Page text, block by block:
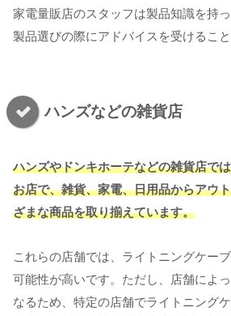
家電量販店のスタッフは製品知識を持
製品選びの際にアドバイスを受けること
ハンズなどの雑貨店
ハンズやドンキホーテなどの雑貨店で
お店で、雑貨、家電、日用品からアウ
ざまな商品を取り揃えています。
これらの店舗では、ライトニングケー
可能性が高いです。ただし、店舗によ
なるため、特定の店舗でライトニング